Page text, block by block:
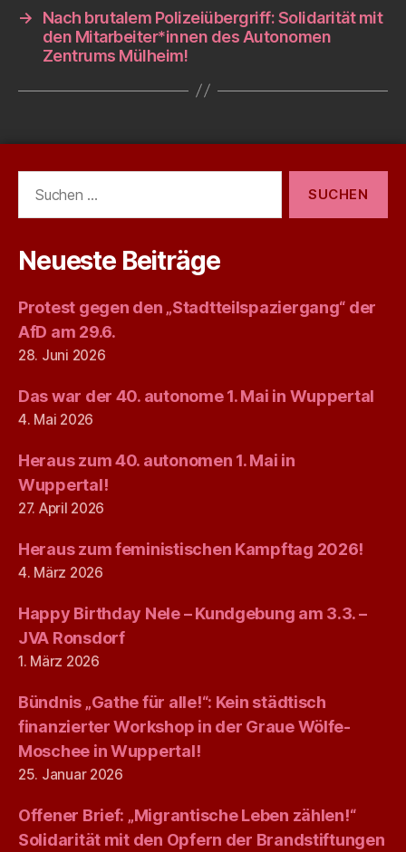
→
Nach brutalem Polizeiübergriff: Solidarität mit
den Mitarbeiter*innen des Autonomen
Zentrums Mülheim!
nach:
Neueste Beiträge
Protest gegen den „Stadtteilspaziergang“ der
AfD am 29.6.
28. Juni 2026
Das war der 40. autonome 1. Mai in Wuppertal
4. Mai 2026
Heraus zum 40. autonomen 1. Mai in
Wuppertal!
27. April 2026
Heraus zum feministischen Kampftag 2026!
4. März 2026
Happy Birthday Nele – Kundgebung am 3.3. –
JVA Ronsdorf
1. März 2026
Bündnis „Gathe für alle!“: Kein städtisch
finanzierter Workshop in der Graue Wölfe-
Moschee in Wuppertal!
25. Januar 2026
Offener Brief: „Migrantische Leben zählen!“
Solidarität mit den Opfern der Brandstiftungen